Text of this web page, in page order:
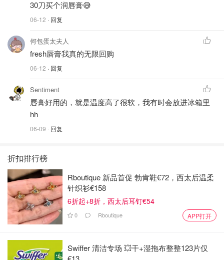
30刀买个润唇膏😅
06-12 · 回复
何包蛋太夫人
fresh唇膏我真的无限回购
06-12 · 回复
Sentiment
唇膏好用的，就是温度高了很软，我有时会放进冰箱里
hh
06-09 · 回复
折扣排行榜
Rboutique 新品首促 勃肯鞋€72，西太后温柔
针织衫€158
6折起+8折，西太后耳钉€54
0 Rboutique APP打开
Swiffer 清洁专场 💥干+湿拖布整整123片仅